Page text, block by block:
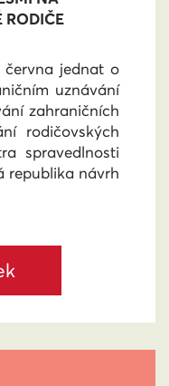
RODIČE
jednat o
uznávání
zahraničních
rodičovských
spravedlnosti
republika návrh